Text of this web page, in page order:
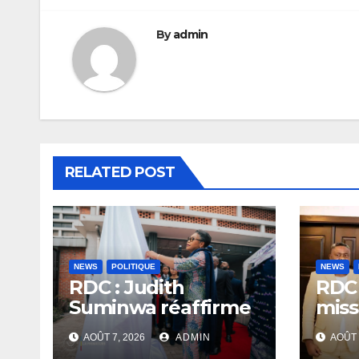
Byadmin
RELATED POST
NEWS POLITIQUE
RDC : Judith
Suminwa réaffirme
l’engagement du
Gouvernement en
AOÛT 7, 2026 ADMIN
NEWS